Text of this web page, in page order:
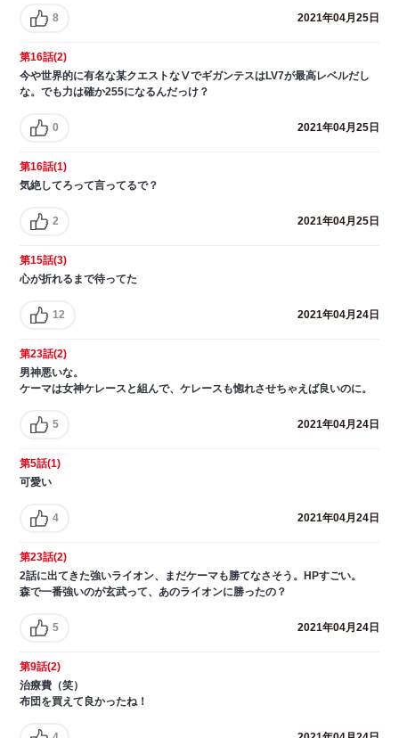
8 2021年04月25日
第16話(2)
今や世界的に有名な某クエストなⅤでギガンテスはLV7が最高レベルだし
な。でも力は確か255になるんだっけ？
0 2021年04月25日
第16話(1)
気絶してろって言ってるで？
2 2021年04月25日
第15話(3)
心が折れるまで待ってた
12 2021年04月24日
第23話(2)
男神悪いな。
ケーマは女神ケレースと組んで、ケレースも惚れさせちゃえば良いのに。
5 2021年04月24日
第5話(1)
可愛い
4 2021年04月24日
第23話(2)
2話に出てきた強いライオン、まだケーマも勝てなさそう。HPすごい。
森で一番強いのが玄武って、あのライオンに勝ったの？
5 2021年04月24日
第9話(2)
治療費（笑）
布団を買えて良かったね！